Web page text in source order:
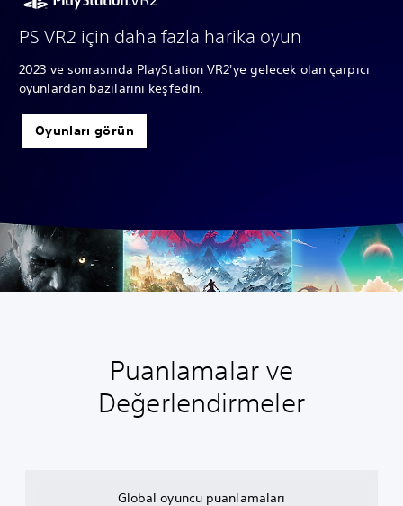
PS VR2 için daha fazla harika oyun
2023 ve sonrasında PlayStation VR2'ye gelecek olan çarpıcı
oyunlardan bazılarını keşfedin.
Oyunları görün
Puanlamalar ve
Değerlendirmeler
Global oyuncu puanlamaları